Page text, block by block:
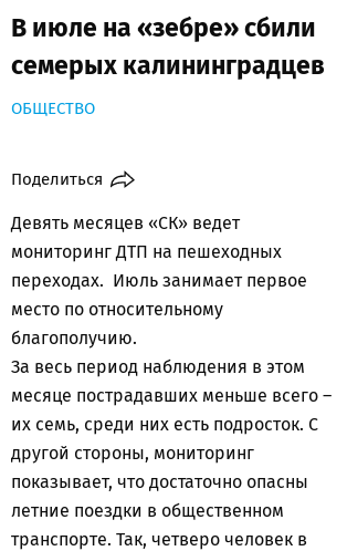
В июле на «зебре» сбили
семерых калининградцев
ОБЩЕСТВО
Поделиться
Девять месяцев «СК» ведет
мониторинг ДТП на пешеходных
переходах. Июль занимает первое
место по относительному
благополучию.
За весь период наблюдения в этом
месяце пострадавших меньше всего –
их семь, среди них есть подросток. С
другой стороны, мониторинг
показывает, что достаточно опасны
летние поездки в общественном
транспорте. Так, четверо человек в